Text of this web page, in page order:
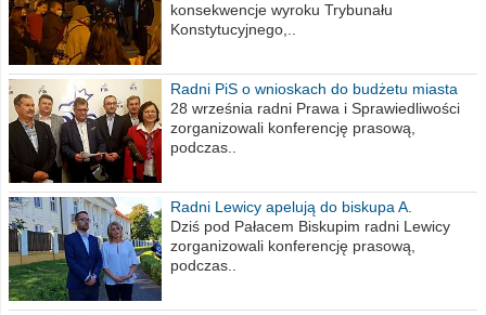
konsekwencje wyroku Trybunału
Konstytucyjnego,..
Radni PiS o wnioskach do budżetu miasta
na 2021 rok
28 września radni Prawa i Sprawiedliwości
zorganizowali konferencję prasową,
podczas..
Radni Lewicy apelują do biskupa A.
Wiesława Meringa
Dziś pod Pałacem Biskupim radni Lewicy
zorganizowali konferencję prasową,
podczas..